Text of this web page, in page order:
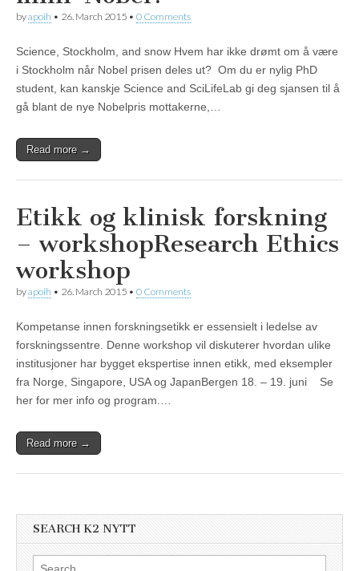
byapoih • 26. March 2015 • 0 Comments
Science, Stockholm, and snow Hvem har ikke drømt om å være
i Stockholm når Nobel prisen deles ut? Om du er nylig PhD
student, kan kanskje Science and SciLifeLab gi deg sjansen til å
gå blant de nye Nobelpris mottakerne,…
Read more →
Etikk og klinisk forskning
– workshopResearch Ethics
workshop
byapoih • 26. March 2015 • 0 Comments
Kompetanse innen forskningsetikk er essensielt i ledelse av
forskningssentre. Denne workshop vil diskuterer hvordan ulike
institusjoner har bygget ekspertise innen etikk, med eksempler
fra Norge, Singapore, USA og JapanBergen 18. – 19. juni Se
her for mer info og program.…
Read more →
SEARCH K2 NYTT
Search